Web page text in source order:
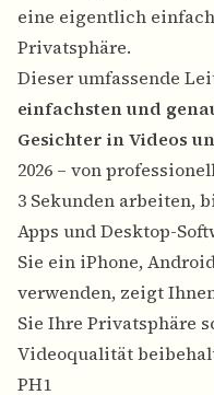
eine eigentlich
Privatsphäre.
Dieser umfassende
einfachsten und
Gesichter in Videos
2026 – von
3 Sekunden arbeiten,
Apps und Desktop-
Sie ein iPhone,
verwenden, zeigt
Sie Ihre Privatsphäre
Videoqualität
PH1